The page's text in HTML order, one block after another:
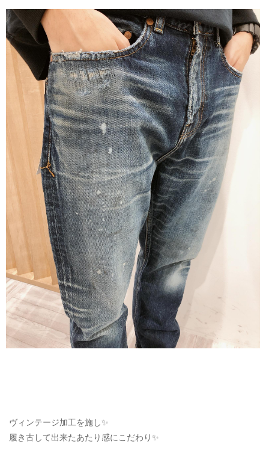
ヴィンテージ加工を施し✨
履き古して出来たあたり感にこだわり✨